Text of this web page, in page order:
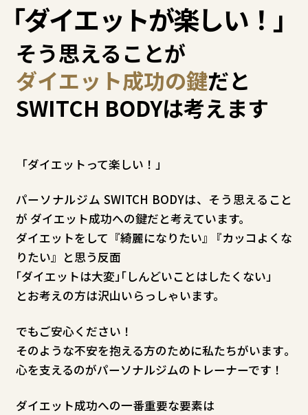
ダイエットが楽しい！ 」
そう思えることが
ダイエット成功の鍵だと
SWITCH BODYは考えます
「ダイエットって楽しい！」
パーソナルジム SWITCH BODYは、そう思えること
が ダイエット成功への鍵だと考えています。
ダイエットをして『綺麗になりたい』 『カッコよくな
りたい』と思う反面
「ダイエットは大変「しんどいことはしたくない
とお考えの方は沢山いらっしゃいます。
でもご安心ください！
そのような不安を抱える方のために私たちがいます
心を支えるのがパーソナルジムのトレーナーです！
ダイエット成功への一番重要な要素は